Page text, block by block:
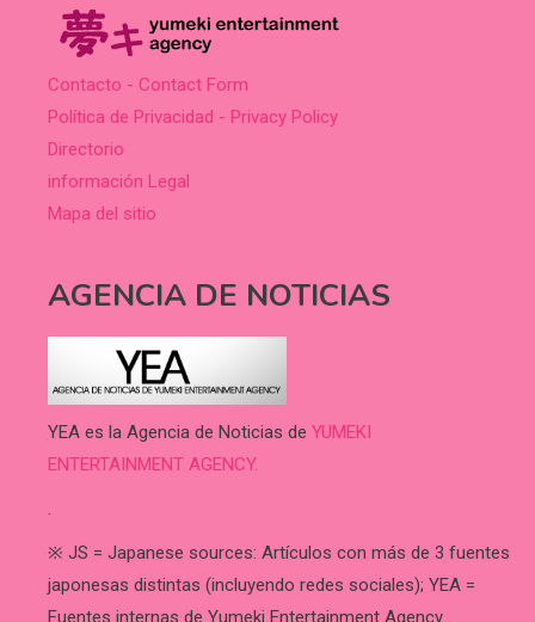
Contacto - Contact Form
Política de Privacidad - Privacy Policy
Directorio
información Legal
Mapa del sitio
AGENCIA DE NOTICIAS
YEA es la Agencia de Noticias de YUMEKI
ENTERTAINMENT AGENCY.
.
※ JS = Japanese sources: Artículos con más de 3 fuentes
japonesas distintas (incluyendo redes sociales); YEA =
Fuentes internas de Yumeki Entertainment Agency.